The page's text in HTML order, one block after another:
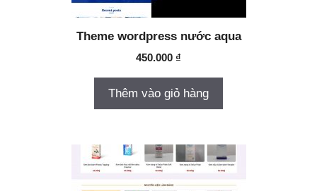
Theme wordpress nước aqua
450.000 ₫
Thêm vào giỏ hàng